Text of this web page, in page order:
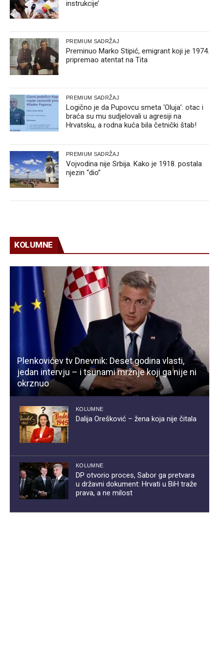
instrukcije’
PREMIUM SADRŽAJ
Preminuo Marko Stipić, emigrant koji je 1974.
pripremao atentat na Tita
PREMIUM SADRŽAJ
Logično je da Pupovcu smeta ‘Oluja’: otac i
braća su mu sudjelovali u agresiji na
Hrvatsku, a rodna kuća bila četnički štab!
PREMIUM SADRŽAJ
Vojvodina nije Srbija. Kako je 1918. postala
njezin “dio”
KOLUMNE
Plenkovićev tv Dnevnik: Deset godina vlasti,
jedan intervju – i tsunami mržnje koji ga nije ni
okrznuo
KOLUMNE
Dalija Orešković – žena koja nije čitala
KOLUMNE
DP otvorio proces, Sabor ga pretvara
u državni dokument: Hrvati u BiH traže
prava, a ne milost